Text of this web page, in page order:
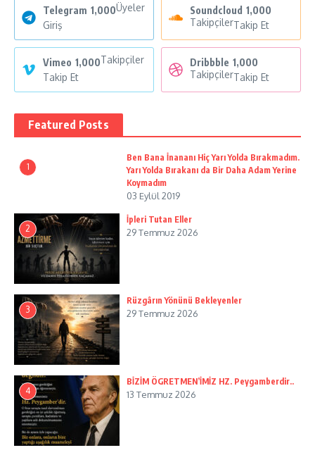
Telegram 1,000Üyeler
Giriş
Soundcloud 1,000
TakipçilerTakip Et
Vimeo 1,000Takipçiler
Takip Et
Dribbble 1,000
TakipçilerTakip Et
Featured Posts
1
Ben Bana İnananı Hiç Yarı Yolda Bırakmadım.
Yarı Yolda Bırakanı da Bir Daha Adam Yerine
Koymadım
03 Eylül 2019
2
İpleri Tutan Eller
29 Temmuz 2026
3
Rüzgârın Yönünü Bekleyenler
29 Temmuz 2026
4
BİZİM ÖGRETMEN’İMİZ HZ. Peygamberdir..
13 Temmuz 2026